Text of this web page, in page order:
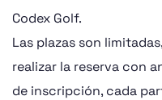
Codex Golf.
Las plazas son
realizar la reserva con
de inscripción, cada